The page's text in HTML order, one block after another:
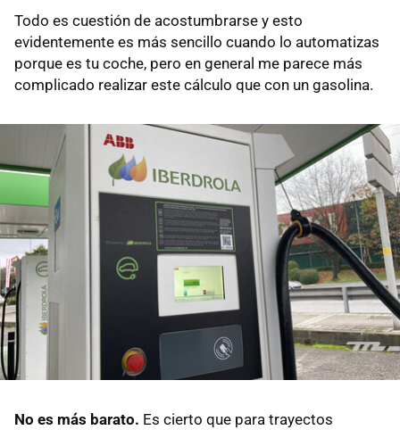
Todo es cuestión de acostumbrarse y esto
evidentemente es más sencillo cuando lo automatizas
porque es tu coche, pero en general me parece más
complicado realizar este cálculo que con un gasolina.
No es más barato. Es cierto que para trayectos